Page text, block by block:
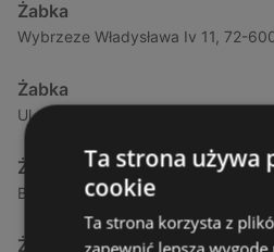
Żabka
Wybrzeze Władysława Iv 11, 72-
Żabka
Ul. Bohaterów Września 49, 72-600
Żabka
Bohaterów Września 52, 72-600
Żabka
Ta strona używa
cookie
Ta strona korzysta z